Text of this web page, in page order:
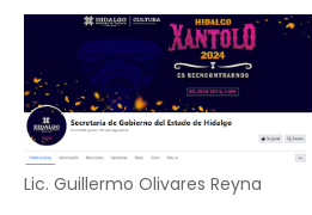
Lic. Guillermo Olivares Reyna